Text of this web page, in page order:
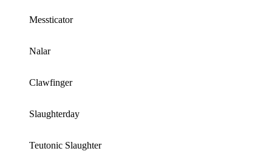
Messticator
Nalar
Clawfinger
Slaughterday
Teutonic Slaughter